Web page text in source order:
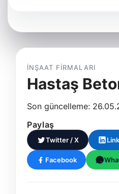
İNŞAAT FIRMALARI
Hastaş
Son güncelleme:
Paylaş
Twitter / X
Facebook